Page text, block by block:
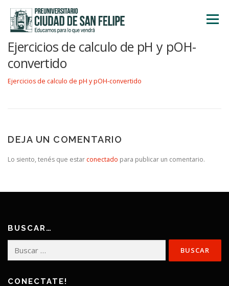
contenido
Menú
NOSOTROS
Ejercicios de calculo de pH y pOH-
convertido
Ejercicios de calculo de pH y pOH-convertido
DEJA UN COMENTARIO
Lo siento, tenés que estar conectado para publicar un comentario.
BUSCAR…
CONECTATE!